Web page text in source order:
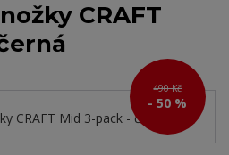
CRAFT
490 Kč
- 50 %